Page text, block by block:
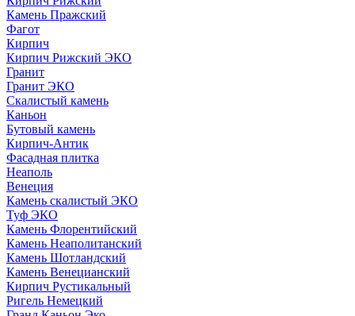
Камень Пражский
Фагот
Кирпич
Кирпич Рижский ЭКО
Гранит
Гранит ЭКО
Скалистый камень
Каньон
Бутовый камень
Кирпич-Антик
Фасадная плитка
Неаполь
Венеция
Камень скалистый ЭКО
Туф ЭКО
Камень Флорентийский
Камень Неаполитанский
Камень Шотландский
Камень Венецианский
Кирпич Рустикальный
Ригель Немецкий